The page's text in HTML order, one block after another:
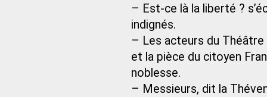
– Est-ce là la liberté ?
indignés.
– Les acteurs du
et la pièce du citoyen
noblesse.
– Messieurs, dit la